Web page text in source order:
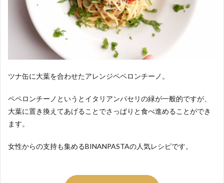
ツナ缶に大葉を合わせたアレンジペペロンチーノ。
ペペロンチーノというとイタリアンパセリの緑が一般的ですが、
大葉に置き換えてあげることでさっぱりと食べ進めることができ
ます。
女性からの支持も集めるBINANPASTAの人気レシピです。